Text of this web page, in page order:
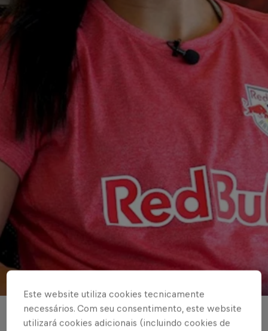
FUTEBOL FEMININO
Este website utiliza cookies tecnicamente
necessários. Com seu consentimento, este website
utilizará cookies adicionais (incluindo cookies de